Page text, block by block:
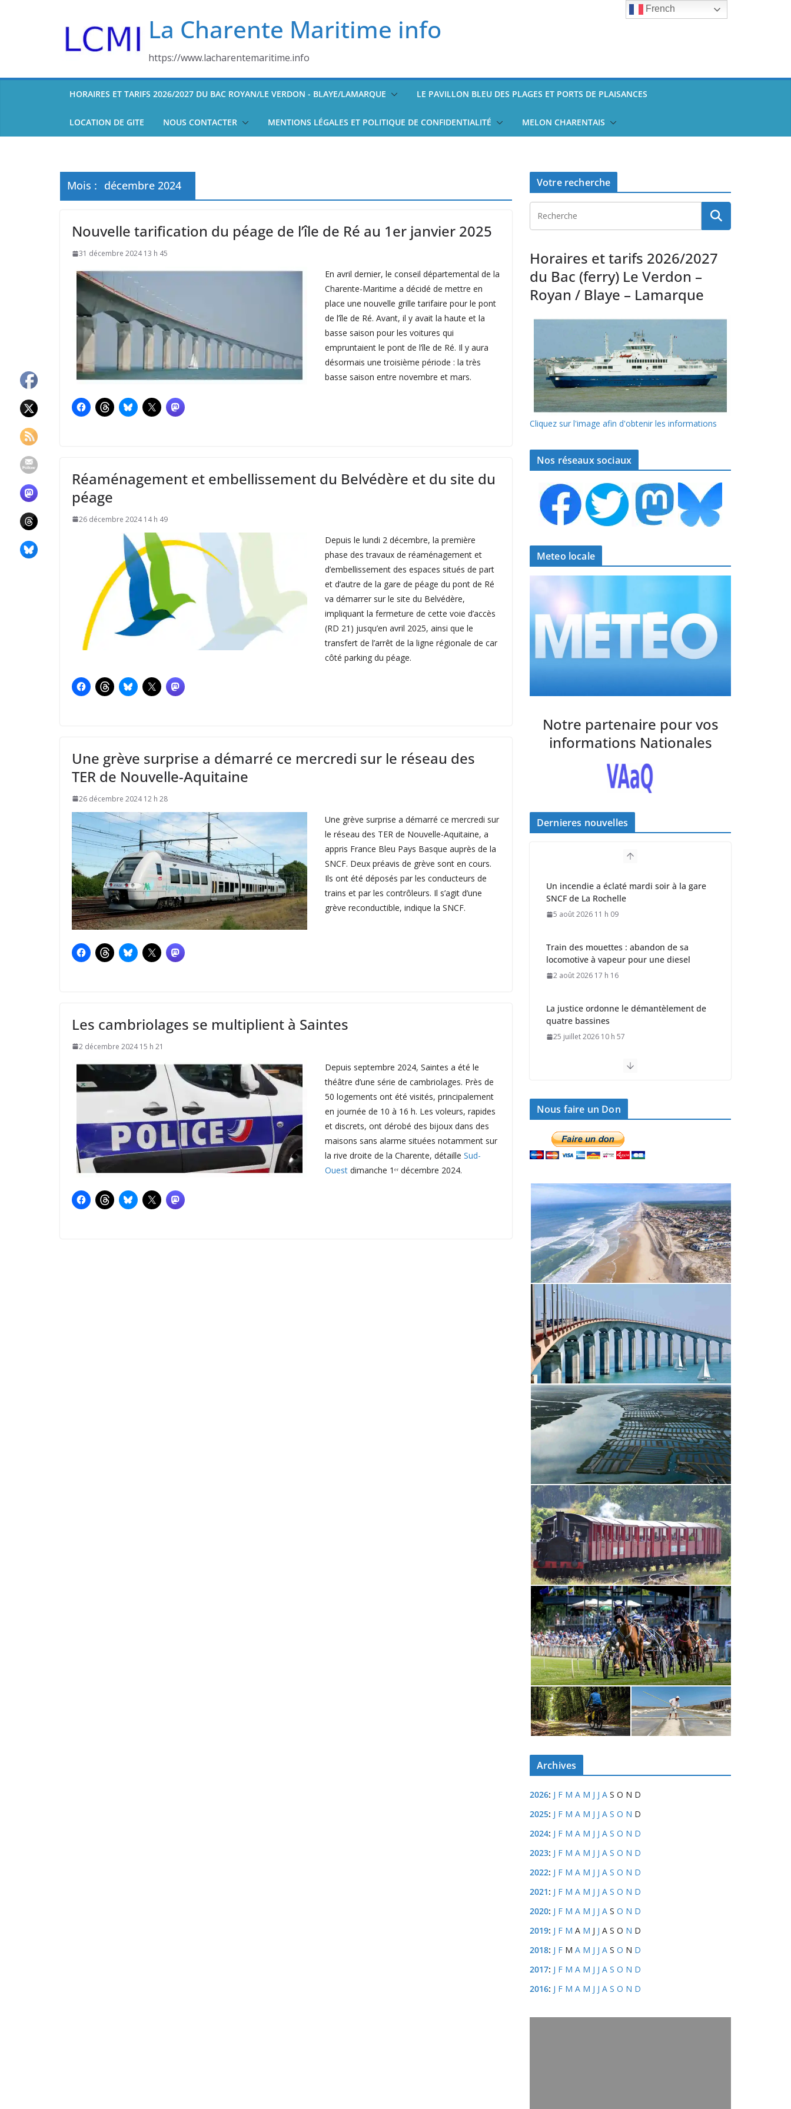
La Charente Maritime info
https://www.lacharentemaritime.info
HORAIRES ET TARIFS 2026/2027 DU BAC ROYAN/LE VERDON - BLAYE/LAMARQUE LE PAVILLON BLEU DES PLAGES ET PORTS DE PLAISANCES
LOCATION DE GITE NOUS CONTACTER MENTIONS LÉGALES ET POLITIQUE DE CONFIDENTIALITÉ MELON CHARENTAIS
Mois : décembre 2024
Nouvelle tarification du péage de l’île de Ré au 1er janvier 2025
31 décembre 2024 13 h 45
En avril dernier, le conseil départemental de la
Charente-Maritime a décidé de mettre en
place une nouvelle grille tarifaire pour le pont
de l’île de Ré. Avant, il y avait la haute et la
basse saison pour les voitures qui
empruntaient le pont de l’île de Ré. Il y aura
désormais une troisième période : la très
basse saison entre novembre et mars.
Réaménagement et embellissement du Belvédère et du site du
péage
26 décembre 2024 14 h 49
Depuis le lundi 2 décembre, la première
phase des travaux de réaménagement et
d’embellissement des espaces situés de part
et d’autre de la gare de péage du pont de Ré
va démarrer sur le site du Belvédère,
impliquant la fermeture de cette voie d’accès
(RD 21) jusqu’en avril 2025, ainsi que le
transfert de l’arrêt de la ligne régionale de car
côté parking du péage.
Une grève surprise a démarré ce mercredi sur le réseau des
TER de Nouvelle-Aquitaine
26 décembre 2024 12 h 28
Une grève surprise a démarré ce mercredi sur
le réseau des TER de Nouvelle-Aquitaine, a
appris France Bleu Pays Basque auprès de la
SNCF. Deux préavis de grève sont en cours.
Ils ont été déposés par les conducteurs de
trains et par les contrôleurs. Il s’agit d’une
grève reconductible, indique la SNCF.
Les cambriolages se multiplient à Saintes
2 décembre 2024 15 h 21
Depuis septembre 2024, Saintes a été le
théâtre d’une série de cambriolages. Près de
50 logements ont été visités, principalement
en journée de 10 à 16 h. Les voleurs, rapides
et discrets, ont dérobé des bijoux dans des
maisons sans alarme situées notamment sur
la rive droite de la Charente, détaille Sud-
Ouest dimanche 1ᵉʳ décembre 2024.
Votre recherche
Horaires et tarifs 2026/2027
du Bac (ferry) Le Verdon –
Royan / Blaye – Lamarque
Cliquez sur l'image afin d'obtenir les informations
Nos réseaux sociaux
Meteo locale
Notre partenaire pour vos
informations Nationales
Dernieres nouvelles
Un incendie a éclaté mardi soir à la gare
SNCF de La Rochelle
5 août 2026 11 h 09
Train des mouettes : abandon de sa
locomotive à vapeur pour une diesel
2 août 2026 17 h 16
La justice ordonne le démantèlement de
quatre bassines
25 juillet 2026 10 h 57
Le projet de la méga-ferme de saumons
5 août 2026 11 h 28
Nous faire un Don
Archives
2026: J F M A M J J A S O N D
2025: J F M A M J J A S O N D
2024: J F M A M J J A S O N D
2023: J F M A M J J A S O N D
2022: J F M A M J J A S O N D
2021: J F M A M J J A S O N D
2020: J F M A M J J A S O N D
2019: J F M A M J J A S O N D
2018: J F M A M J J A S O N D
2017: J F M A M J J A S O N D
2016: J F M A M J J A S O N D
French